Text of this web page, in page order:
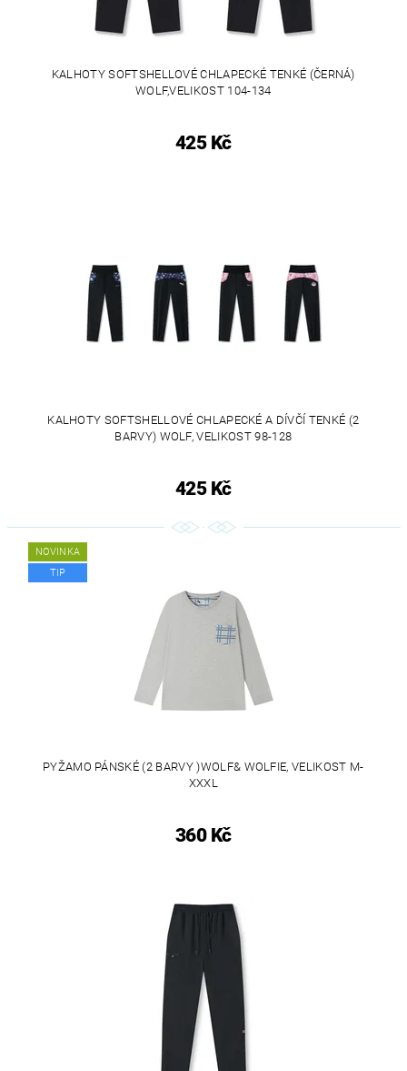
KALHOTY SOFTSHELLOVÉ CHLAPECKÉ TENKÉ (ČERNÁ)
WOLF,VELIKOST 104-134
425 Kč
KALHOTY SOFTSHELLOVÉ CHLAPECKÉ A DÍVČÍ TENKÉ (2
BARVY) WOLF, VELIKOST 98-128
425 Kč
NOVINKA
TIP
PYŽAMO PÁNSKÉ (2 BARVY )WOLF& WOLFIE, VELIKOST M-
XXXL
360 Kč